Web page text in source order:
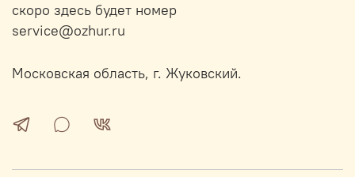
скоро здесь будет номер
service@ozhur.ru
Московская область, г. Жуковский.